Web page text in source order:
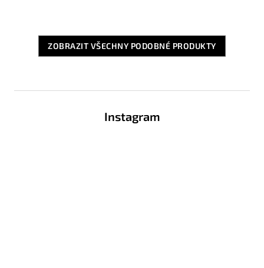
ZOBRAZIT VŠECHNY PODOBNÉ PRODUKTY
Instagram